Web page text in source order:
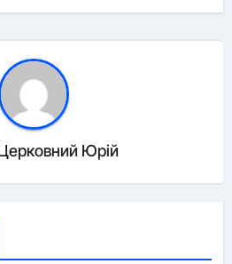
Юрій